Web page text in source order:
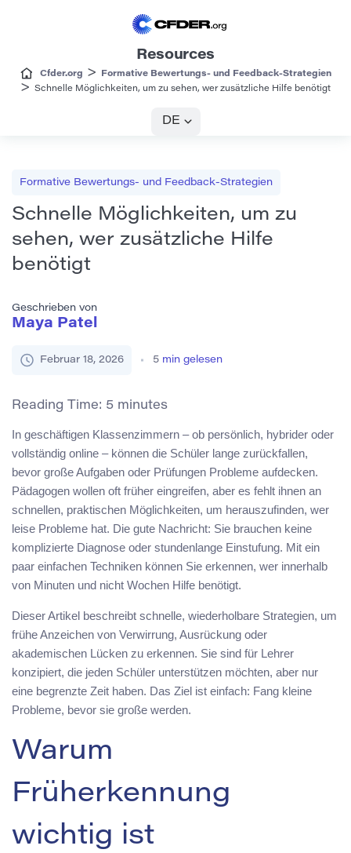
Resources
Cfder.org > Formative Bewertungs- und Feedback-Strategien
> Schnelle Möglichkeiten, um zu sehen, wer zusätzliche Hilfe benötigt
DE
Formative Bewertungs- und Feedback-Strategien
Schnelle Möglichkeiten, um zu
sehen, wer zusätzliche Hilfe
benötigt
Geschrieben von
Maya Patel
Februar 18, 2026 5 min gelesen
Reading Time: 5 minutes
In geschäftigen Klassenzimmern – ob persönlich, hybrider oder
vollständig online – können die Schüler lange zurückfallen,
bevor große Aufgaben oder Prüfungen Probleme aufdecken.
Pädagogen wollen oft früher eingreifen, aber es fehlt ihnen an
schnellen, praktischen Möglichkeiten, um herauszufinden, wer
leise Probleme hat. Die gute Nachricht: Sie brauchen keine
komplizierte Diagnose oder stundenlange Einstufung. Mit ein
paar einfachen Techniken können Sie erkennen, wer innerhalb
von Minuten und nicht Wochen Hilfe benötigt.
Dieser Artikel beschreibt schnelle, wiederholbare Strategien, um
frühe Anzeichen von Verwirrung, Ausrückung oder
akademischen Lücken zu erkennen. Sie sind für Lehrer
konzipiert, die jeden Schüler unterstützen möchten, aber nur
eine begrenzte Zeit haben. Das Ziel ist einfach: Fang kleine
Probleme, bevor sie große werden.
Warum
Früherkennung
wichtig ist